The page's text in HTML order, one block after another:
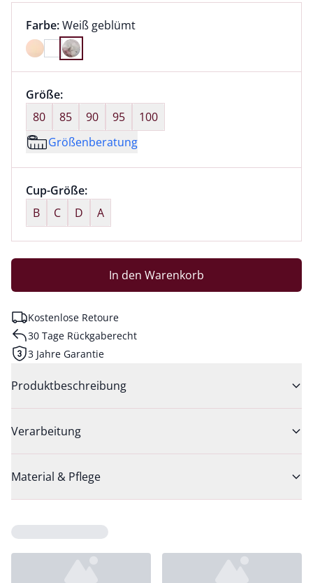
Farbauswahl:
Farbe:aktuell ausgewählt:
Weiß geblümt
Farbe Weiß geblümt ausgewählt
Größenauswahl:
Größe:nichts ausgewählt
80
85 90 95
100
Größenberatung
Größenauswahl:
Cup-Größe:nichts ausgewählt
B
C D A
In den Warenkorb
Kostenlose Retoure
30 Tage Rückgaberecht
3 Jahre Garantie
Produktbeschreibung
Verarbeitung
Material & Pflege